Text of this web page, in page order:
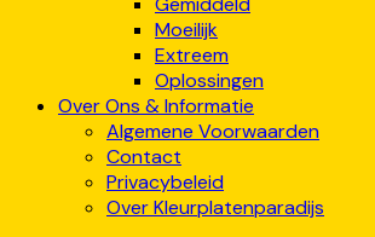
Moeilijk
Extreem
Oplossingen
Over Ons & Informatie
Algemene Voorwaarden
Contact
Privacybeleid
Over Kleurplatenparadijs